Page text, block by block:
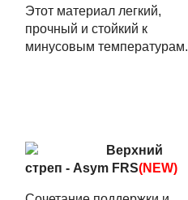
Этот материал легкий,
прочный и стойкий к
минусовым температурам.
Верхний
стреп - Asym FRS(NEW)